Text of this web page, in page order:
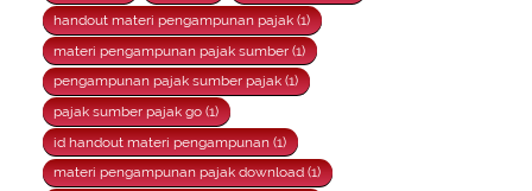
handout materi pengampunan pajak (1)
materi pengampunan pajak sumber (1)
pengampunan pajak sumber pajak (1)
pajak sumber pajak go (1)
id handout materi pengampunan (1)
materi pengampunan pajak download (1)